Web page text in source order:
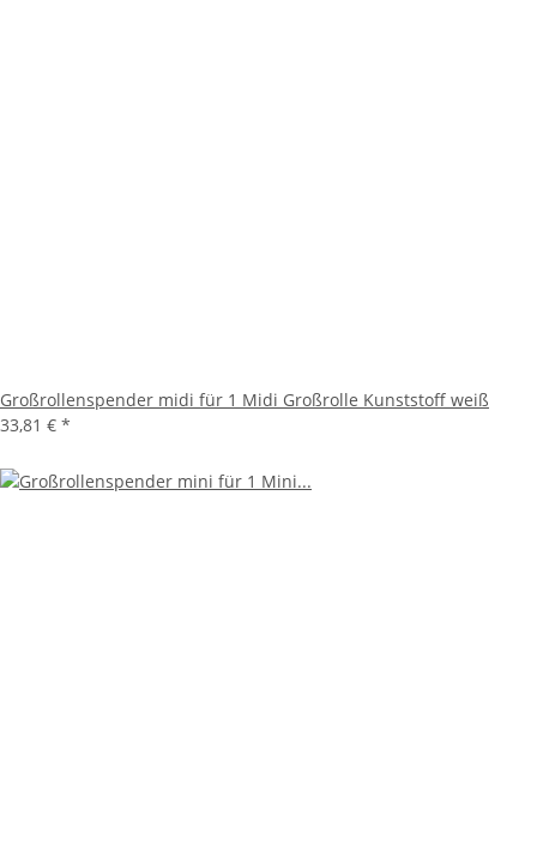
Großrollenspender midi für 1 Midi Großrolle Kunststoff weiß
33,81 € *